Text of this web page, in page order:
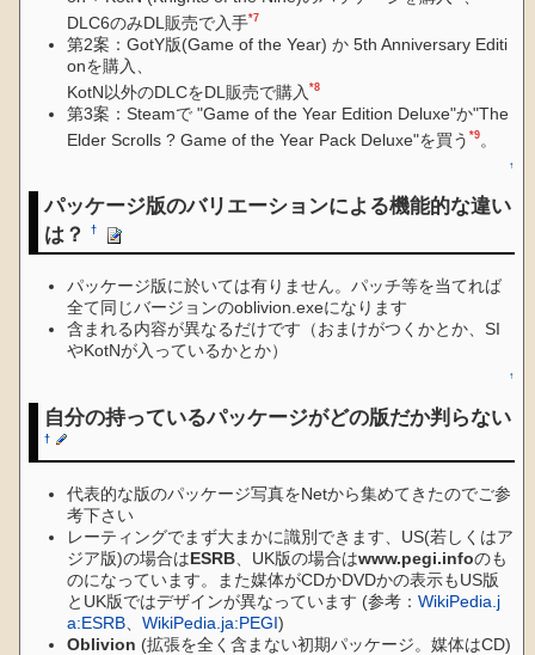
DLC6のみDL販売で入手*7
第2案：GotY版(Game of the Year) か 5th Anniversary Editi
onを購入、
KotN以外のDLCをDL販売で購入*8
第3案：Steamで "Game of the Year Edition Deluxe"か"The
Elder Scrolls ? Game of the Year Pack Deluxe"を買う*9 。
↑
パッケージ版のバリエーションによる機能的な違い
は？†
パッケージ版に於いては有りません。パッチ等を当てれば
全て同じバージョンのoblivion.exeになります
含まれる内容が異なるだけです（おまけがつくかとか、SI
やKotNが入っているかとか）
↑
自分の持っているパッケージがどの版だか判らない
†
代表的な版のパッケージ写真をNetから集めてきたのでご参
考下さい
レーティングでまず大まかに識別できます、US(若しくはア
ジア版)の場合はESRB 、UK版の場合はwww.pegi.infoのも
のになっています。また媒体がCDかDVDかの表示もUS版
とUK版ではデザインが異なっています (参考：WikiPedia.j
a:ESRB 、WikiPedia.ja:PEGI)
Oblivion (拡張を全く含まない初期パッケージ。媒体はCD)